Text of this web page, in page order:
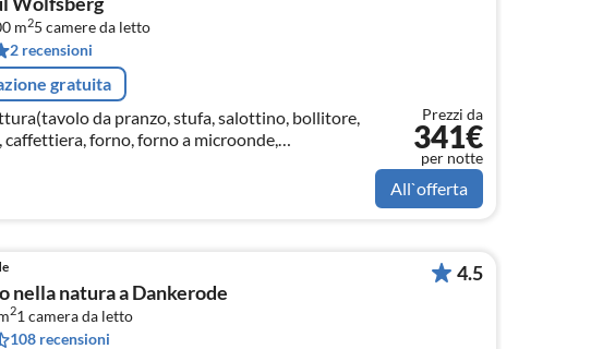
m25 camere da letto
2 recensioni
gratuita
da pranzo, stufa, salottino, bollitore,
caffettiera, forno, forno a microonde,
frigorifero, congelatore)
Prezzi da
341€
per notte
All`offerta
nella natura a Dankerode
21 camera da letto
108 recensioni
4.5